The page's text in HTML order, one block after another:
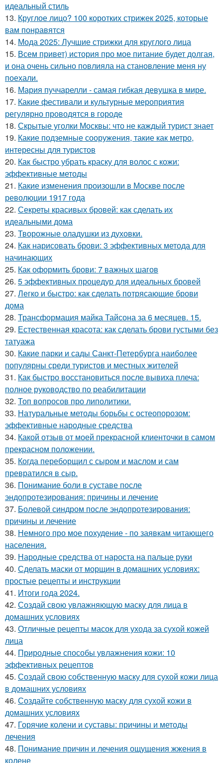
идеальный стиль
13. Круглое лицо? 100 коротких стрижек 2025, которые
вам понравятся
14. Мода 2025: Лучшие стрижки для круглого лица
15. Всем привет) история про мое питание будет долгая,
и она очень сильно повлияла на становление меня ну
поехали.
16. Мария пуччарелли - самая гибкая девушка в мире.
17. Какие фестивали и культурные мероприятия
регулярно проводятся в городе
18. Скрытые уголки Москвы: что не каждый турист знает
19. Какие подземные сооружения, такие как метро,
интересны для туристов
20. Как быстро убрать краску для волос с кожи:
эффективные методы
21. Какие изменения произошли в Москве после
революции 1917 года
22. Секреты красивых бровей: как сделать их
идеальными дома
23. Творожные оладушки из духовки.
24. Как нарисовать брови: 3 эффективных метода для
начинающих
25. Как оформить брови: 7 важных шагов
26. 5 эффективных процедур для идеальных бровей
27. Легко и быстро: как сделать потрясающие брови
дома
28. Трансформация майка Тайсона за 6 месяцев. 15.
29. Естественная красота: как сделать брови густыми без
татуажа
30. Какие парки и сады Санкт-Петербурга наиболее
популярны среди туристов и местных жителей
31. Как быстро восстановиться после вывиха плеча:
полное руководство по реабилитации
32. Топ вопросов про липолитики.
33. Натуральные методы борьбы с остеопорозом:
эффективные народные средства
34. Какой отзыв от моей прекрасной клиенточки в самом
прекрасном положении.
35. Когда переборщил с сыром и маслом и сам
превратился в сыр.
36. Понимание боли в суставе после
эндопротезирования: причины и лечение
37. Болевой синдром после эндопротезирования:
причины и лечение
38. Немного про мое похудение - по заявкам читающего
населения.
39. Народные средства от нароста на пальце руки
40. Сделать маски от морщин в домашних условиях:
простые рецепты и инструкции
41. Итоги года 2024.
42. Создай свою увлажняющую маску для лица в
домашних условиях
43. Отличные рецепты масок для ухода за сухой кожей
лица
44. Природные способы увлажнения кожи: 10
эффективных рецептов
45. Создай свою собственную маску для сухой кожи лица
в домашних условиях
46. Создайте собственную маску для сухой кожи в
домашних условиях
47. Горячие колени и суставы: причины и методы
лечения
48. Понимание причин и лечения ощущения жжения в
колене